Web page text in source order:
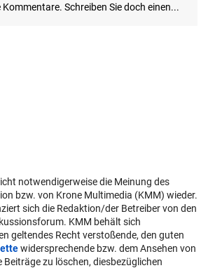
notwendigerweise die Meinung des
bzw. von Krone Multimedia (KMM) wieder.
sich die Redaktion/der Betreiber von den
KMM behält sich
geltendes Recht verstoßende, den guten
widersprechende bzw. dem Ansehen von
zu löschen, diesbezüglichen